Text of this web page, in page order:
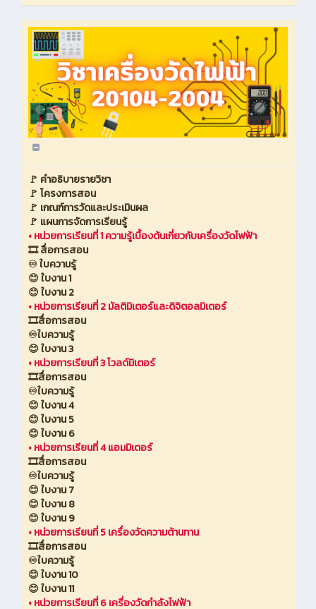
🚩 คำอธิบายรายวิชา
🚩 โครงการสอน
🚩 เกณฑ์การวัดและประเมินผล
🚩 แผนการจัดการเรียนรู้
•หน่วยการเรียนที่ 1 ความรู้เบื้องต้นเกี่ยวกับเครื่องวัดไฟฟ้า
🎞️ สื่อการสอน
♾️ ใบความรู้
😊 ใบงาน 1
😊 ใบงาน 2
•หน่วยการเรียนที่ 2 มัลติมิเตอร์และดิจิตอลมิเตอร์
🎞️สื่อการสอน
♾️ใบความรู้
😊 ใบงาน 3
•หน่วยการเรียนที่ 3 โวลต์มิเตอร์
🎞️สื่อการสอน
♾️ใบความรู้
😊 ใบงาน 4
😊 ใบงาน 5
😊 ใบงาน 6
•หน่วยการเรียนที่ 4 แอมมิเตอร์
🎞️สื่อการสอน
♾️ใบความรู้
😊 ใบงาน 7
😊 ใบงาน 8
😊 ใบงาน 9
•หน่วยการเรียนที่ 5 เครื่องวัดความต้านทาน
🎞️สื่อการสอน
♾️ใบความรู้
😊 ใบงาน 10
😊 ใบงาน 11
•หน่วยการเรียนที่ 6 เครื่องวัดกำลังไฟฟ้า